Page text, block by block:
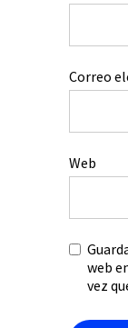
Correo
Web
web
vez